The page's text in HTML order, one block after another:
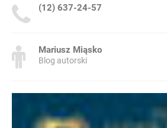
(12) 637-24-57
Mariusz Miąsko
Blog autorski